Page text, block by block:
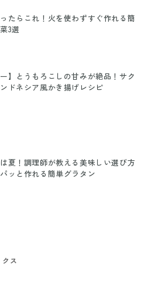
たらこれ！火を使わずすぐ作れる簡
3選
ー】とうもろこしの甘みが絶品！サク
ドネシア風かき揚げレシピ
夏！調理師が教える美味しい選び方
ッと作れる簡単グラタン
ス